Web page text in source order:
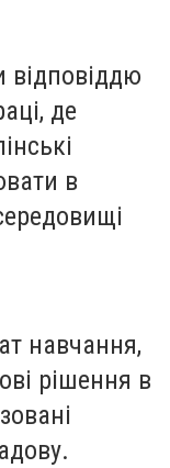
відповіддю
де
в
навчання,
рішення в